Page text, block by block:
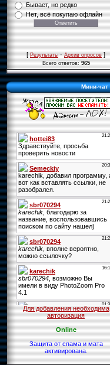
Бывает, но редко
Нет, всё покупаю офлайн
[Результаты·Архив опросов]
Всего ответов:965
Мини-чат
Для добавления необходима
авторизация
Online
Защита от спама и мата
активирована.